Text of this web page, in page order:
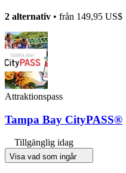
2 alternativ • från 149,95 US$
Attraktionspass
Tampa Bay CityPASS®
Tillgänglig idag
Visa vad som ingår